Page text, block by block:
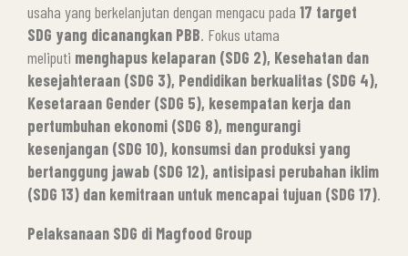
usaha yang berkelanjutan dengan mengacu pada 17 target
SDG yang dicanangkan PBB. Fokus utama
meliputi menghapus kelaparan (SDG 2), Kesehatan dan
kesejahteraan (SDG 3), Pendidikan berkualitas (SDG 4),
Kesetaraan Gender (SDG 5), kesempatan kerja dan
pertumbuhan ekonomi (SDG 8), mengurangi
kesenjangan (SDG 10), konsumsi dan produksi yang
bertanggung jawab (SDG 12), antisipasi perubahan iklim
(SDG 13) dan kemitraan untuk mencapai tujuan (SDG 17).
Pelaksanaan SDG di Magfood Group